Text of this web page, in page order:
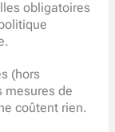
obligatoires
(hors
mesures de
coûtent rien.